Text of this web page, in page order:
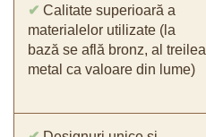
✔ Calitate superioară a
materialelor utilizate (la
bază se află bronz, al treilea
metal ca valoare din lume)